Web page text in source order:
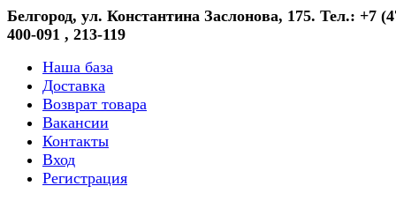
Белгород, ул. Константина Заслонова, 175. Тел.: +7
400-091 , 213-119
Наша база
Доставка
Возврат товара
Вакансии
Контакты
Вход
Регистрация